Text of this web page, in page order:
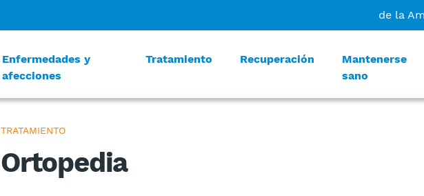
de la
Enfermedades y
afecciones
Tratamiento Recuperación
Mantenerse
sano
TRATAMIENTO
Ortopedia